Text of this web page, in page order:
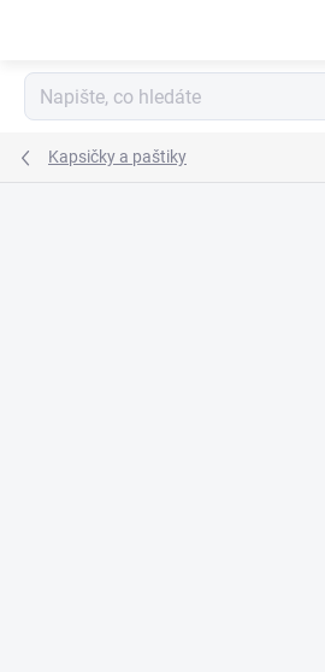
Kapsičky a paštiky